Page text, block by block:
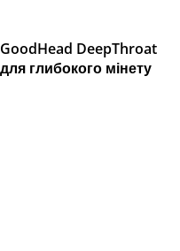
DeepThroat
глибокого мінету